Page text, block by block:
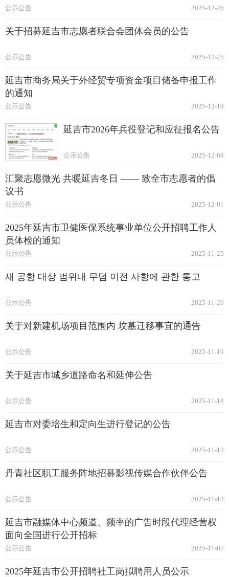
2025-12-26
公示公告
关于招募延吉市志愿者联合会团体会员的公告
2025-12-25
公示公告
延吉市商务局关于外经贸专项资金项目储备申报工作
的通知
2025-12-19
公示公告
延吉市2026年兵役登记和应征报名公告
2025-12-08
公示公告
汇聚志愿微光 共暖延吉冬日 —— 致全市志愿者的倡
议书
2025-12-01
公示公告
2025年延吉市卫健医保系统事业单位公开招聘工作人
员体检的通知
2025-11-25
公示公告
새 공항 대상 범위내 무덤 이전 사항에 관한 통고​
2025-11-20
公示公告
关于对新建机场项目范围内 坟墓迁移事宜的通告
2025-11-19
公示公告
关于延吉市城乡道路命名和延伸公告
2025-11-18
公示公告
延吉市对委培生和定向生进行登记的公告
2025-11-13
公示公告
丹青社区职工服务阵地招募影视传媒合作伙伴公告
2025-11-13
公示公告
延吉市融媒体中心频道、频率的广告时段代理经营权
面向全国进行公开招标
2025-11-07
公示公告
2025年延吉市公开招聘社工岗拟聘用人员公示